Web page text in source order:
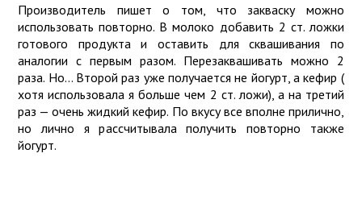
Производитель пишет о том, что закваску можно
использовать повторно. В молоко добавить 2 ст. ложки
готового продукта и оставить для сквашивания по
аналогии с первым разом. Перезаквашивать можно 2
раза. Но… Второй раз уже получается не йогурт, а кефир (
хотя использовала я больше чем 2 ст. ложи), а на третий
раз — очень жидкий кефир. По вкусу все вполне прилично,
но лично я рассчитывала получить повторно также
йогурт.